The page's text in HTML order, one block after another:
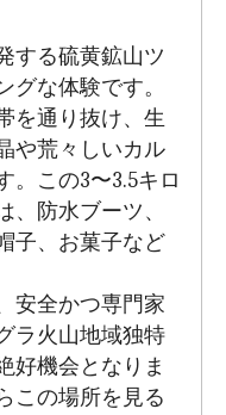
する硫黄鉱山ツ
グな体験です。
を通り抜け、生
や荒々しいカル
。この3〜3.5キロ
、防水ブーツ、
子、お菓子など
安全かつ専門家
ラ火山地域独特
好機会となりま
この場所を見る